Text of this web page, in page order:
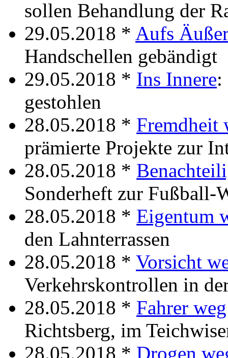
sollen Behandlung der
29.05.2018 * Aufs
Handschellen gebändigt
29.05.2018 * Ins Innere:
gestohlen
28.05.2018 * Fremdheit
prämierte Projekte zur
28.05.2018 *
Sonderheft zur Fußball-
28.05.2018 * Eigentum
den Lahnterrassen
28.05.2018 * Vorsicht
Verkehrskontrollen in
28.05.2018 * Fahrer weg
Richtsberg, im
28.05.2018 * Drogen